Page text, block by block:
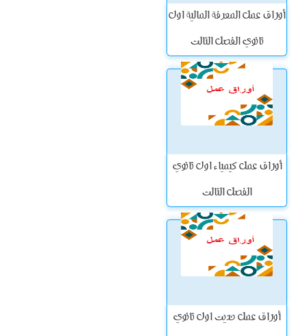
أوراق عمل المعرفة المالية اول
ثانوي الفصل الثالث
أوراق عمل كيمياء اول ثانوي
الفصل الثالث
أوراق عمل حديث اول ثانوي